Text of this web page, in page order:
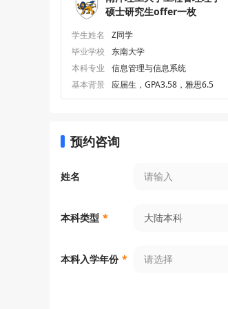
硕士研究生offer一枚
学生姓名
Z同学
毕业学校
东南大学
本科专业
信息管理与信息系统
基本背景
应届生，GPA3.58，雅思6.5
预约咨询
姓名
本科类型 * 大陆本科
本科入学年份 * 请选择